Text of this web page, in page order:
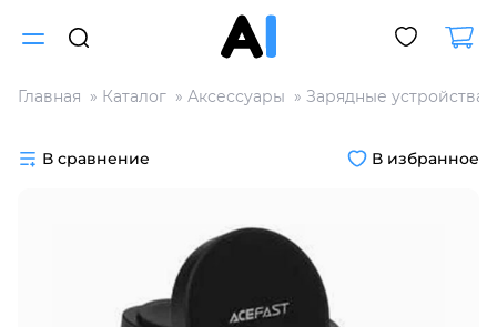
Главная Каталог Аксессуары Зарядные устройства
В сравнение В избранное
Разбейте
без переплат